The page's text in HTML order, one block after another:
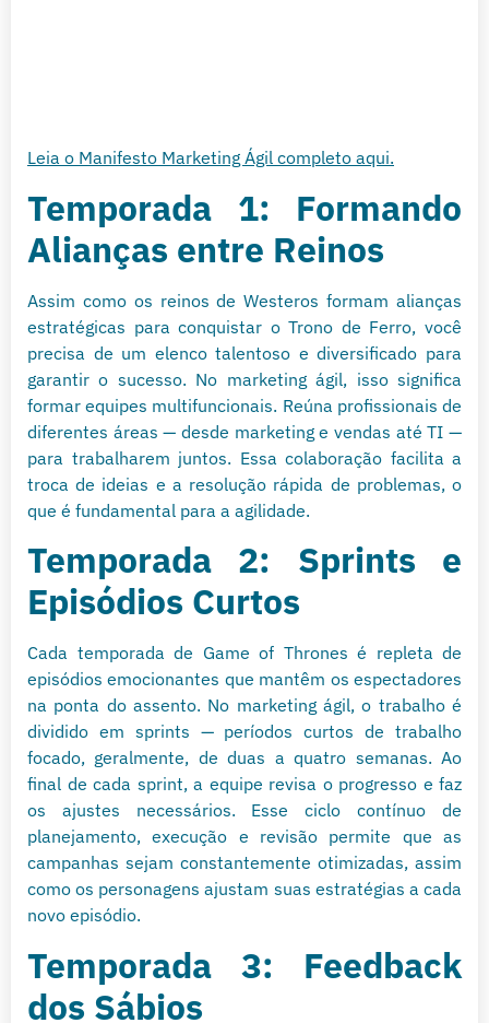
Leia o Manifesto Marketing Ágil completo aqui.
Temporada 1: Formando
Alianças entre Reinos
Assim como os reinos de Westeros formam alianças
estratégicas para conquistar o Trono de Ferro, você
precisa de um elenco talentoso e diversificado para
garantir o sucesso. No marketing ágil, isso significa
formar equipes multifuncionais. Reúna profissionais de
diferentes áreas — desde marketing e vendas até TI —
para trabalharem juntos. Essa colaboração facilita a
troca de ideias e a resolução rápida de problemas, o
que é fundamental para a agilidade.
Temporada 2: Sprints e
Episódios Curtos
Cada temporada de Game of Thrones é repleta de
episódios emocionantes que mantêm os espectadores
na ponta do assento. No marketing ágil, o trabalho é
dividido em sprints — períodos curtos de trabalho
focado, geralmente, de duas a quatro semanas. Ao
final de cada sprint, a equipe revisa o progresso e faz
os ajustes necessários. Esse ciclo contínuo de
planejamento, execução e revisão permite que as
campanhas sejam constantemente otimizadas, assim
como os personagens ajustam suas estratégias a cada
novo episódio.
Temporada 3: Feedback
dos Sábios